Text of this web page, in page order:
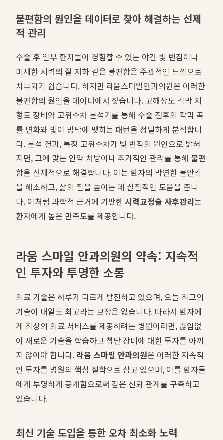
불편함의 원인을 데이터로 찾아 해결하는 선제
적 관리
수술 후 일부 환자들이 경험할 수 있는 야간 빛 번짐이나
미세한 시력의 질 저하 같은 불편함은 주관적인 느낌으로
치부되기 쉽습니다. 하지만 라움스마일안과의원은 이러한
불편함의 원인을 데이터에서 찾습니다. 고해상도 각막 지
형도 장비와 고위수차 분석기를 통해 수술 전후의 각막 곡
률 변화와 빛이 망막에 맺히는 패턴을 정밀하게 분석합니
다. 분석 결과, 특정 고위수차가 빛 번짐의 원인으로 밝혀
지면, 그에 맞는 안약 처방이나 추가적인 관리를 통해 불편
함을 선제적으로 해결합니다. 이는 환자의 막연한 불안감
을 해소하고, 삶의 질을 높이는 데 실질적인 도움을 줍니
다. 이처럼 과학적 근거에 기반한시력교정술 사후관리는
환자에게 높은 만족도를 제공합니다.
라움 스마일 안과의원의 약속: 지속적
인 투자와 투명한 소통
의료 기술은 하루가 다르게 발전하고 있으며, 오늘 최고의
기술이 내일도 최고라는 보장은 없습니다. 따라서 환자에
게 최상의 의료 서비스를 제공하려는 병원이라면, 끊임없
이 새로운 기술을 학습하고 첨단 장비에 대한 투자를 아끼
지 않아야 합니다. 라움 스마일 안과의원은 이러한 지속적
인 투자를 병원의 핵심 철학으로 삼고 있으며, 이를 환자들
에게 투명하게 공개함으로써 깊은 신뢰 관계를 구축하고
있습니다.
최신 기술 도입을 통한 오차 최소화 노력